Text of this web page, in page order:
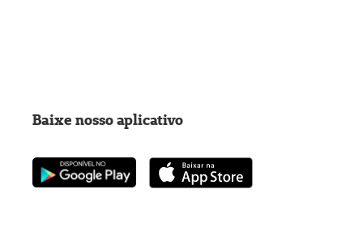
Baixe nosso aplicativo